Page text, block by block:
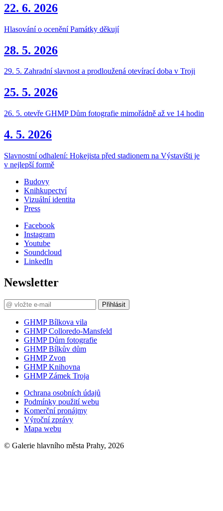
22. 6. 2026
Hlasování o ocenění Památky děkují
28. 5. 2026
29. 5. Zahradní slavnost a prodloužená otevírací doba v Troji
25. 5. 2026
26. 5. otevře GHMP Dům fotografie mimořádně až ve 14 hodin
4. 5. 2026
Slavnostní odhalení: Hokejista před stadionem na Výstavišti je
v nejlepší formě
Budovy
Knihkupectví
Vizuální identita
Press
Facebook
Instagram
Youtube
Soundcloud
LinkedIn
Newsletter
Přihlásit
GHMP Bílkova vila
GHMP Colloredo-Mansfeld
GHMP Dům fotografie
GHMP Bílkův dům
GHMP Zvon
GHMP Knihovna
GHMP Zámek Troja
Ochrana osobních údajů
Podmínky použití webu
Komerční pronájmy
Výroční zprávy
Mapa webu
© Galerie hlavního města Prahy, 2026